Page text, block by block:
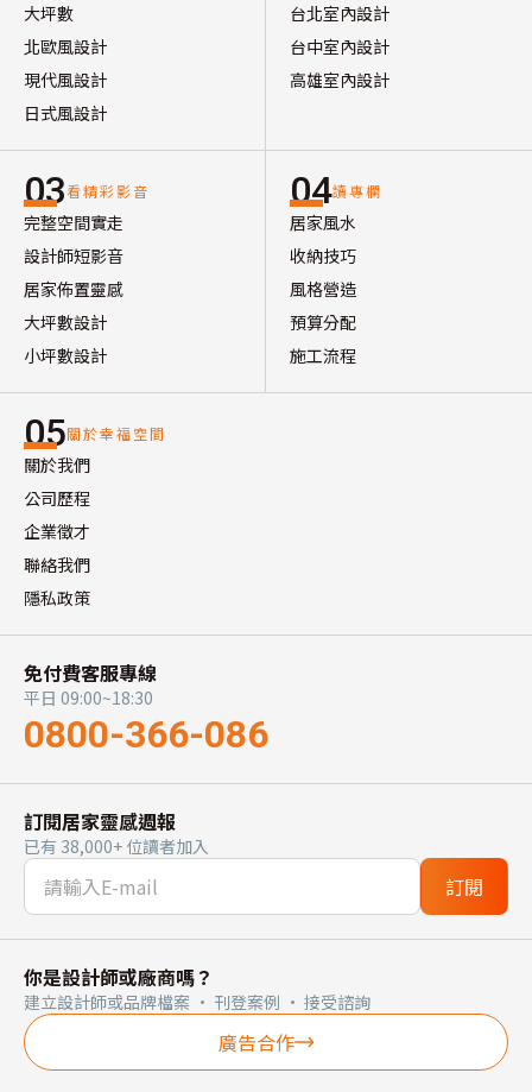
大坪數
北歐風設計
現代風設計
日式風設計
台北室內設計
台中室內設計
高雄室內設計
03看精彩影音
完整空間實走
設計師短影音
居家佈置靈感
大坪數設計
小坪數設計
04讀專欄
居家風水
收納技巧
風格營造
預算分配
施工流程
05關於幸福空間
關於我們
公司歷程
企業徵才
聯絡我們
隱私政策
免付費客服專線
平日 09:00~18:30
0800-366-086
訂閱居家靈感週報
已有 38,000+ 位讀者加入
訂閱
你是設計師或廠商嗎？
建立設計師或品牌檔案 · 刊登案例 · 接受諮詢
廣告合作